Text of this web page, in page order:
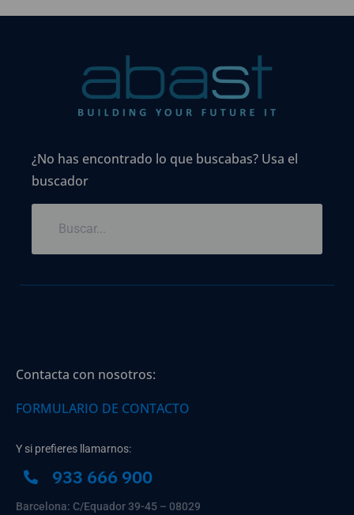
¿No has encontrado lo que buscabas? Usa el
buscador
Contacta con nosotros:
FORMULARIO DE CONTACTO
Y si prefieres llamarnos:
933 666 900
Barcelona: C/Equador 39-45 – 08029